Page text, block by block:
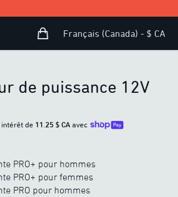
Panier d’achat
Open user menu
Français (Canada) - $ CA
de puissance 12V
de 11.25 $ CAavec
PRO+ pour hommes
PRO+ pour femmes
PRO pour hommes